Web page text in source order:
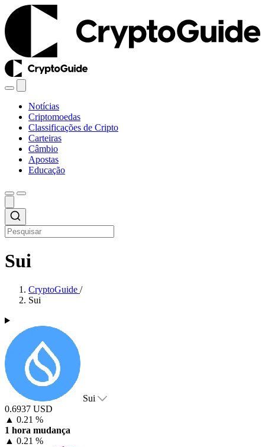
Notícias
Criptomoedas
Classificações de Cripto
Carteiras
Câmbio
Apostas
Educação
Sui
CryptoGuide /
Sui
Sui
0.6937 USD
▲ 0.21 %
1 hora mudança
▲ 0.21 %